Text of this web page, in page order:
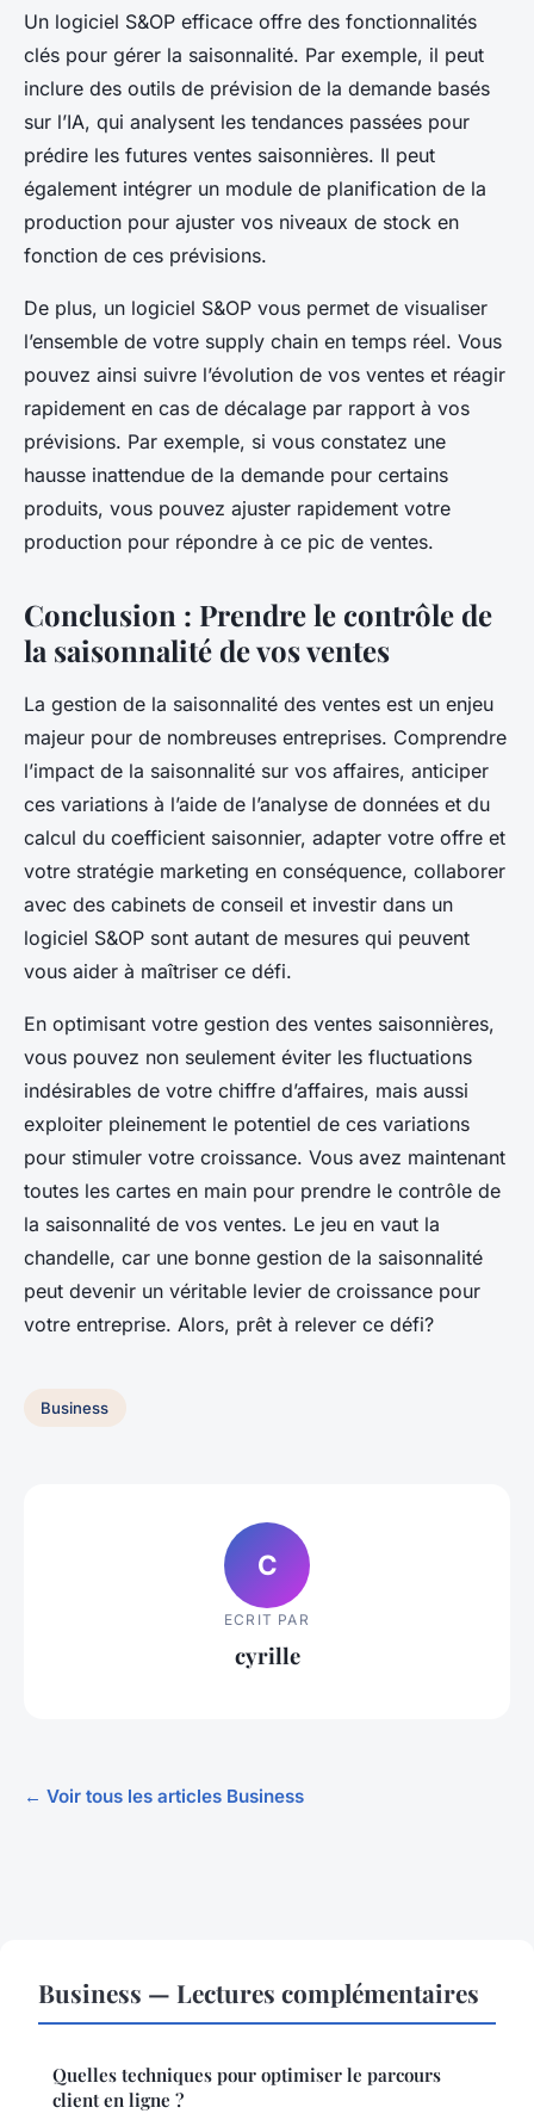
Un logiciel S&OP efficace offre des fonctionnalités
clés pour gérer la saisonnalité. Par exemple, il peut
inclure des outils de prévision de la demande basés
sur l’IA, qui analysent les tendances passées pour
prédire les futures ventes saisonnières. Il peut
également intégrer un module de planification de la
production pour ajuster vos niveaux de stock en
fonction de ces prévisions.
De plus, un logiciel S&OP vous permet de visualiser
l’ensemble de votre supply chain en temps réel. Vous
pouvez ainsi suivre l’évolution de vos ventes et réagir
rapidement en cas de décalage par rapport à vos
prévisions. Par exemple, si vous constatez une
hausse inattendue de la demande pour certains
produits, vous pouvez ajuster rapidement votre
production pour répondre à ce pic de ventes.
Conclusion : Prendre le contrôle de
la saisonnalité de vos ventes
La gestion de la saisonnalité des ventes est un enjeu
majeur pour de nombreuses entreprises. Comprendre
l’impact de la saisonnalité sur vos affaires, anticiper
ces variations à l’aide de l’analyse de données et du
calcul du coefficient saisonnier, adapter votre offre et
votre stratégie marketing en conséquence, collaborer
avec des cabinets de conseil et investir dans un
logiciel S&OP sont autant de mesures qui peuvent
vous aider à maîtriser ce défi.
En optimisant votre gestion des ventes saisonnières,
vous pouvez non seulement éviter les fluctuations
indésirables de votre chiffre d’affaires, mais aussi
exploiter pleinement le potentiel de ces variations
pour stimuler votre croissance. Vous avez maintenant
toutes les cartes en main pour prendre le contrôle de
la saisonnalité de vos ventes. Le jeu en vaut la
chandelle, car une bonne gestion de la saisonnalité
peut devenir un véritable levier de croissance pour
votre entreprise. Alors, prêt à relever ce défi?
Business
C
ECRIT PAR
cyrille
← Voir tous les articles Business
Business — Lectures complémentaires
Quelles techniques pour optimiser le parcours
client en ligne ?